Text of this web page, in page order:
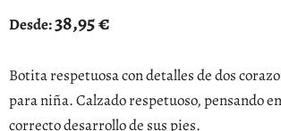
Desde:38,95€
Botita respetuosa con detalles de dos
para niña. Calzado respetuoso, pensando
correcto desarrollo de sus pies.